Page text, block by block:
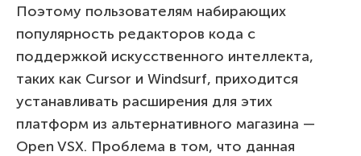
Поэтому пользователям набирающих
популярность редакторов кода с
поддержкой искусственного интеллекта,
таких как Cursor и Windsurf, приходится
устанавливать расширения для этих
платформ из альтернативного магазина —
Open VSX. Проблема в том, что данная